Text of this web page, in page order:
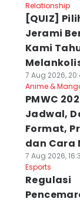
Relationship
[QUIZ]
Jerami
Kami
7 Aug 2026,
Anime &
PMWC
Jadwal,
Format,
dan Cara
7 Aug 2026,
Esports
Regulasi